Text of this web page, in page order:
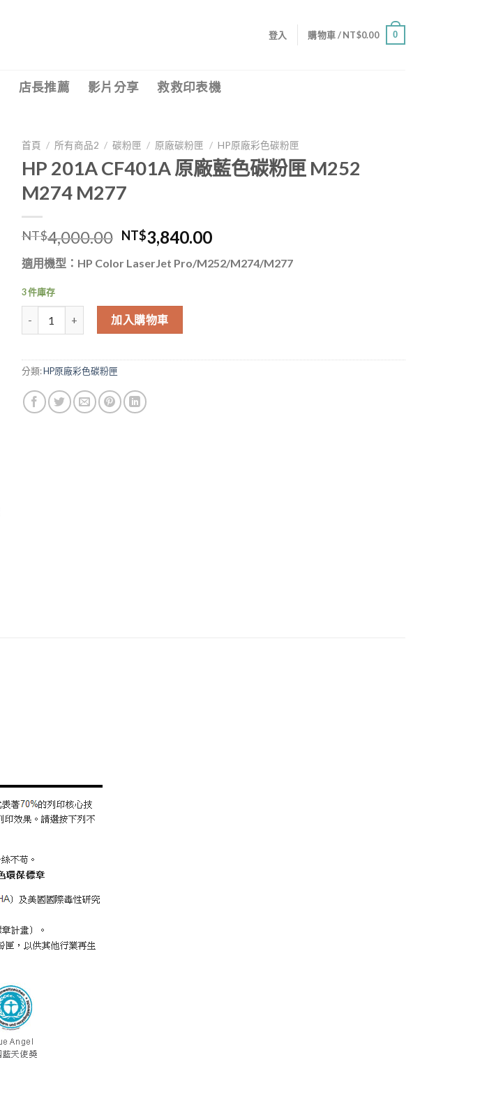
登入 購物車 /NT$0.00 0
店長推薦 影片分享 救救印表機
首頁 / 所有商品2 / 碳粉匣 / 原廠碳粉匣 / HP原廠彩色碳粉匣
HP 201A CF401A 原廠藍色碳粉匣 M252
M274 M277
NT$4,000.00 原
價
NT$4,000.00。
NT$3,840.00目
價
適用機型：HP Color LaserJet Pro/M252/M274/M277
3 件庫存
HP 201A CF401A 原廠藍色碳粉匣 M252 M274 M277 數量
加入購物車
分類:HP原廠彩色碳粉匣